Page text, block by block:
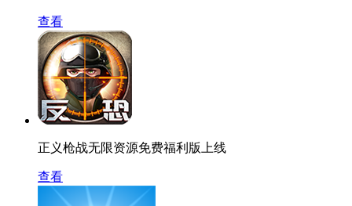
查看
正义枪战无限资源免费福利版上线
查看